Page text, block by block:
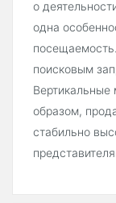
о
одна
поисковым
Вертикальные
образом,
стабильно